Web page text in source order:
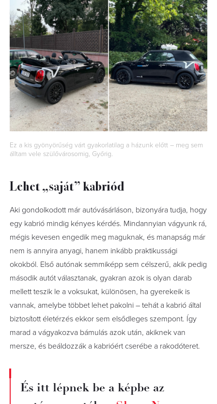
Ez a kis gyönyörűség várt gyakorlatilag a házunk előtt – meg sem
álltam vele szülővárosomig, Győrig.
Lehet „saját” kabriód
Aki gondolkodott már autóvásárláson, bizonyára tudja, hogy
egy kabrió mindig kényes kérdés. Mindannyian vágyunk rá,
mégis kevesen engedik meg maguknak, és manapság már
nem is annyira anyagi, hanem inkább praktikussági
okokból. Első autónak semmiképp sem célszerű, akik pedig
második autót választanak, gyakran azok is olyan darab
mellett teszik le a voksukat, különösen, ha gyerekeik is
vannak, amelybe többet lehet pakolni – tehát a kabrió által
biztosított életérzés ekkor sem elsődleges szempont. Így
marad a vágyakozva bámulás azok után, akiknek van
mersze, és beáldozzák a kabrióért cserébe a rakodóteret.
És itt lépnek be a képbe az